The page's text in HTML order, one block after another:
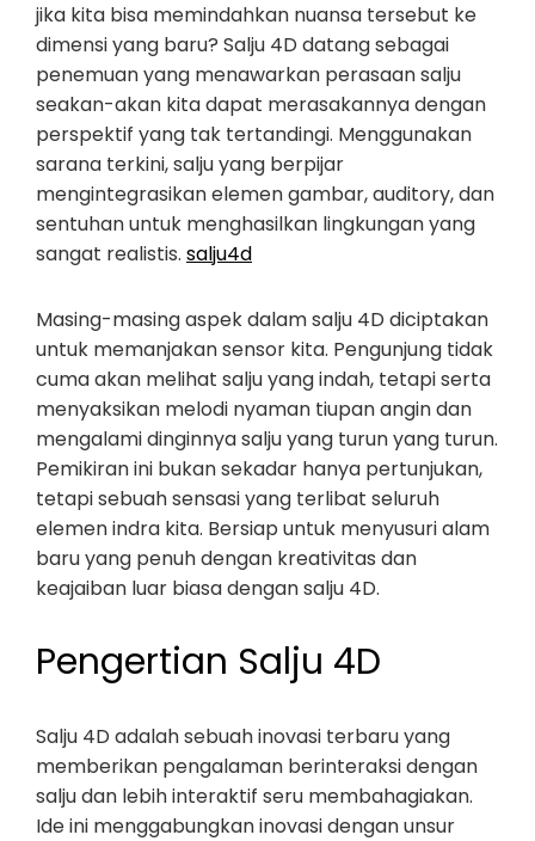
jika kita bisa memindahkan nuansa tersebut ke
dimensi yang baru? Salju 4D datang sebagai
penemuan yang menawarkan perasaan salju
seakan-akan kita dapat merasakannya dengan
perspektif yang tak tertandingi. Menggunakan
sarana terkini, salju yang berpijar
mengintegrasikan elemen gambar, auditory, dan
sentuhan untuk menghasilkan lingkungan yang
sangat realistis. salju4d
Masing-masing aspek dalam salju 4D diciptakan
untuk memanjakan sensor kita. Pengunjung tidak
cuma akan melihat salju yang indah, tetapi serta
menyaksikan melodi nyaman tiupan angin dan
mengalami dinginnya salju yang turun yang turun.
Pemikiran ini bukan sekadar hanya pertunjukan,
tetapi sebuah sensasi yang terlibat seluruh
elemen indra kita. Bersiap untuk menyusuri alam
baru yang penuh dengan kreativitas dan
keajaiban luar biasa dengan salju 4D.
Pengertian Salju 4D
Salju 4D adalah sebuah inovasi terbaru yang
memberikan pengalaman berinteraksi dengan
salju dan lebih interaktif seru membahagiakan.
Ide ini menggabungkan inovasi dengan unsur